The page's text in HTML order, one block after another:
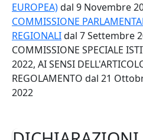
EUROPEA)dal 9 Novembre
COMMISSIONE
REGIONALIdal 7 Settembre
COMMISSIONE SPECIALE
2022, AI SENSI
REGOLAMENTO dal 21
2022